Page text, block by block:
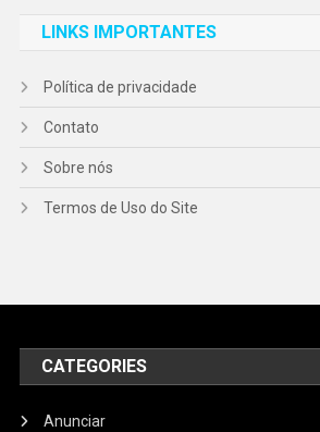
LINKS IMPORTANTES
Política de privacidade
Contato
Sobre nós
Termos de Uso do Site
CATEGORIES
Anunciar